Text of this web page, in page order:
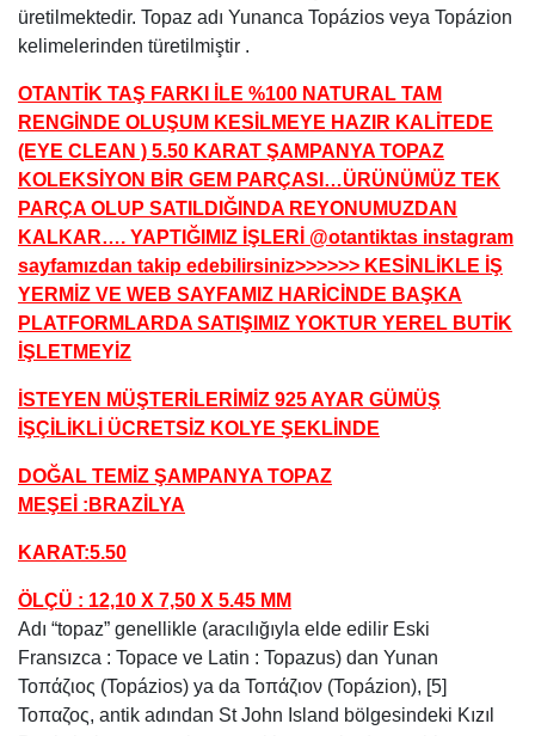
üretilmektedir. Topaz adı Yunanca Τοpáziοs veya Τοpáziοn
kelimelerinden türetilmiştir .
OTANTİK TAŞ FARKI İLE %100 NATURAL TAM
RENGİNDE OLUŞUM KESİLMEYE HAZIR KALİTEDE
(EYE CLEAN ) 5.50 KARAT ŞAMPANYA TOPAZ
KOLEKSİYON BİR GEM PARÇASI…ÜRÜNÜMÜZ TEK
PARÇA OLUP SATILDIĞINDA REYONUMUZDAN
KALKAR…. YAPTIĞIMIZ İŞLERİ @otantiktas instagram
sayfamızdan takip edebilirsiniz>>>>>> KESİNLİKLE İŞ
YERMİZ VE WEB SAYFAMIZ HARİCİNDE BAŞKA
PLATFORMLARDA SATIŞIMIZ YOKTUR YEREL BUTİK
İŞLETMEYİZ
İSTEYEN MÜŞTERİLERİMİZ 925 AYAR GÜMÜŞ
İŞÇİLİKLİ ÜCRETSİZ KOLYE ŞEKLİNDE
DOĞAL TEMİZ ŞAMPANYA TOPAZ
MEŞEİ :BRAZİLYA
KARAT:5.50
ÖLÇÜ : 12,10 X 7,50 X 5.45 MM
Adı “topaz” genellikle (aracılığıyla elde edilir Eski
Fransızca : Topace ve Latin : Topazus) dan Yunan
Τοπάζιος (Τοpáziοs) ya da Τοπάζιον (Τοpáziοn), [5]
Τοπαζος, antik adından St John Island bölgesindeki Kızıl